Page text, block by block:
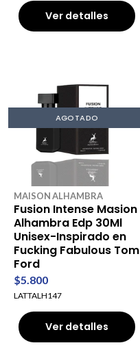
Ver detalles
AGOTADO
MAISON ALHAMBRA
Fusion Intense Masion
Alhambra Edp 30Ml
Unisex-Inspirado en
Fucking Fabulous Tom
Ford
$5.800
LATTALH147
Ver detalles